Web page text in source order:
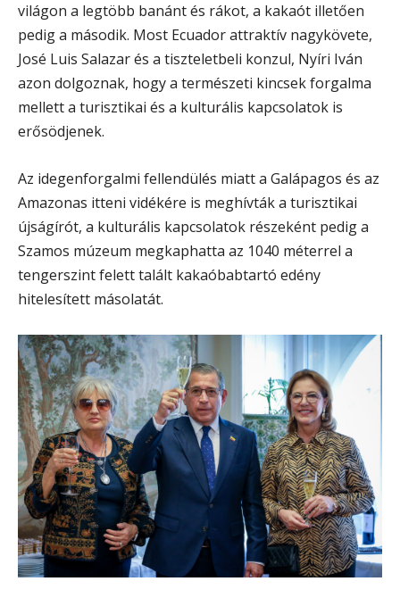
világon a legtöbb banánt és rákot, a kakaót illetően
pedig a második. Most Ecuador attraktív nagykövete,
José Luis Salazar és a tiszteletbeli konzul, Nyíri Iván
azon dolgoznak, hogy a természeti kincsek forgalma
mellett a turisztikai és a kulturális kapcsolatok is
erősödjenek.
Az idegenforgalmi fellendülés miatt a Galápagos és az
Amazonas itteni vidékére is meghívták a turisztikai
újságírót, a kulturális kapcsolatok részeként pedig a
Szamos múzeum megkaphatta az 1040 méterrel a
tengerszint felett talált kakaóbabtartó edény
hitelesített másolatát.